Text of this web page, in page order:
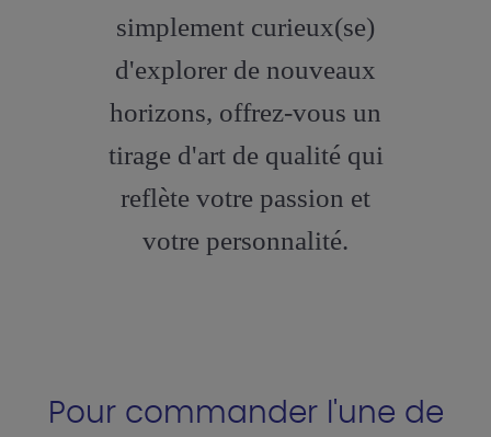
simplement curieux(se)
d'explorer de nouveaux
horizons, offrez-vous un
tirage d'art de qualité qui
reflète votre passion et
votre personnalité.
Pour commander l'une de